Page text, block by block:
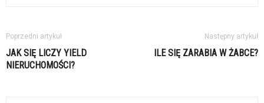
Poprzedni artykuł
JAK SIĘ LICZY YIELD
NIERUCHOMOŚCI?
Następny artykuł
ILE SIĘ ZARABIA W ŻABCE?